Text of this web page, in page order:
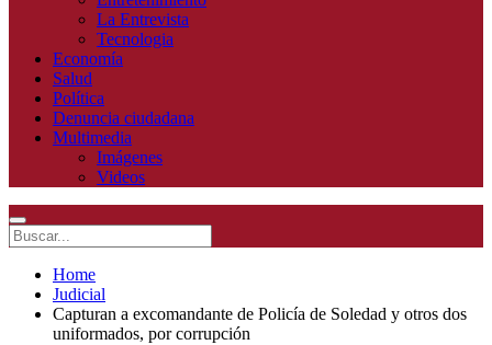
La Entrevista
Tecnologia
Economía
Salud
Política
Denuncia ciudadana
Multimedia
Imágenes
Videos
Home
Judicial
Capturan a excomandante de Policía de Soledad y otros dos
uniformados, por corrupción